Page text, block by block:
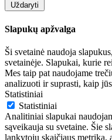
Uždaryti
Slapukų apžvalga
Ši svetainė naudoja
svetainėje. Slapukai, kurie
Mes taip pat naudojame
analizuoti ir suprasti, kaip
Statistiniai
Statistiniai
Analitiniai slapukai
sąveikauja su svetaine. Šie
lankytojų skaičiaus metriką,